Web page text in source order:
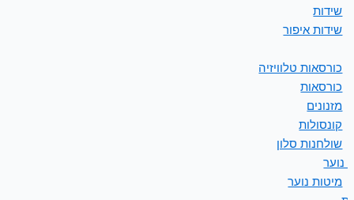
שידות
שידות איפור
כורסאות טלוויזיה
כורסאות
מזנונים
קונסולות
שולחנות סלון
נוער
מיטות נוער